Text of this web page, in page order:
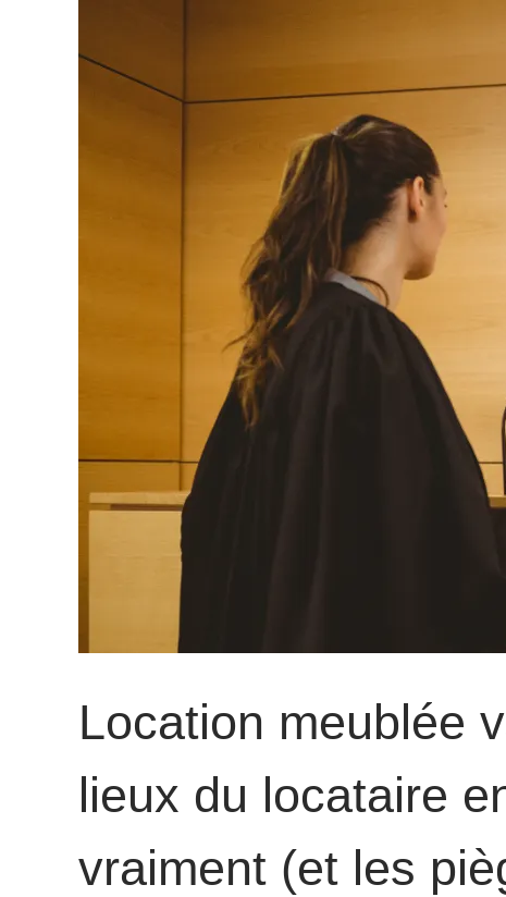
Location meublée
lieux du locataire
vraiment (et les